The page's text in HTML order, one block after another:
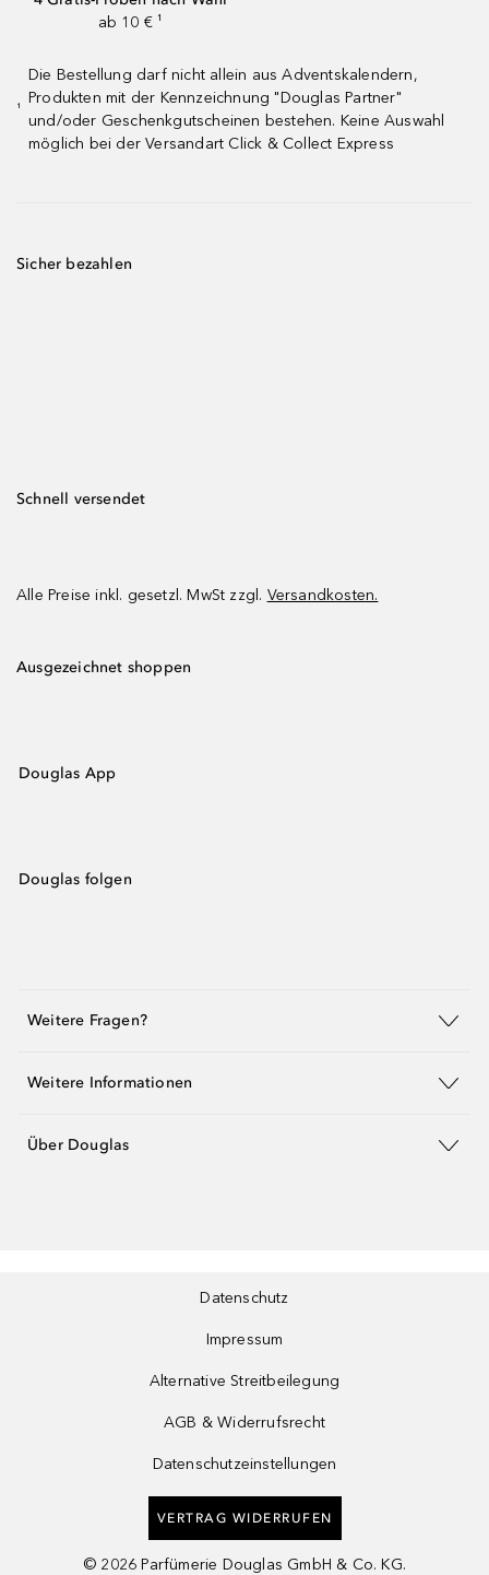
ab 10 € ¹
¹
Die Bestellung darf nicht allein aus Adventskalendern,
Produkten mit der Kennzeichnung "Douglas Partner"
und/oder Geschenkgutscheinen bestehen. Keine Auswahl
möglich bei der Versandart Click & Collect Express
Sicher bezahlen
Schnell versendet
Alle Preise inkl. gesetzl. MwSt zzgl. Versandkosten.
Ausgezeichnet shoppen
Douglas App
Douglas folgen
Weitere Fragen?
Weitere Informationen
Über Douglas
Datenschutz
Impressum
Alternative Streitbeilegung
AGB & Widerrufsrecht
Datenschutzeinstellungen
VERTRAG WIDERRUFEN
© 2026 Parfümerie Douglas GmbH & Co. KG.